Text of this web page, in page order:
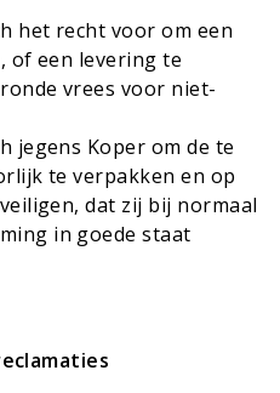
het recht voor om een
of een levering te
vrees voor niet-
jegens Koper om de te
te verpakken en op
dat zij bij normaal
in goede staat